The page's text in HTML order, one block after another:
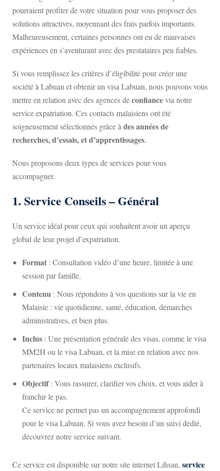
pourraient profiter de votre situation pour vous proposer des
solutions attractives, moyennant des frais parfois importants.
Malheureusement, certaines personnes ont eu de mauvaises
expériences en s’aventurant avec des prestataires peu fiables.
Si vous remplissez les critères d’éligibilité pour créer une
société à Labuan et obtenir un visa Labuan, nous pouvons vous
mettre en relation avec des agences deconfiancevia notre
service expatriation. Ces contacts malaisiens ont été
soigneusement sélectionnés grâce à des années de
recherches, d’essais, et d’apprentissages.
Nous proposons deux types de services pour vous
accompagner.
1. Service Conseils – Général
Un service idéal pour ceux qui souhaitent avoir un aperçu
global de leur projet d’expatriation.
Format : Consultation vidéo d’une heure, limitée à une
session par famille.
Contenu : Nous répondons à vos questions sur la vie en
Malaisie : vie quotidienne, santé, éducation, démarches
administratives, et bien plus.
Inclus : Une présentation générale des visas, comme le visa
MM2H ou le visa Labuan, et la mise en relation avec nos
partenaires locaux malaisiens exclusifs.
Objectif: Vous rassurer, clarifier vos choix, et vous aider à
franchir le pas.
Ce service ne permet pas un accompagnement approfondi
pour le visa Labuan. Si vous avez besoin d’un suivi dédié,
découvrez notre service suivant.
Ce service est disponible sur notre site internet Lihsan, service